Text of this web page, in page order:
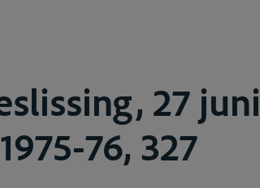
27 juni
76, 327